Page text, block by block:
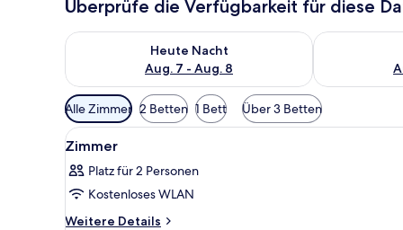
Überprüfe die Verfügbarkeit für diese
Heute Nacht
Aug. 7 - Aug. 8
Überprüfe die Verfügbarkeit für heute Nacht, Aug. 7
Überprüfe
Verfügbare
Filter
für
Alle Zimmer 2 Betten 1 Bett Über 3 Betten
Alle
Fotos
für
Zimmer
anzeigen
Ein Hotelzimmer mit Bett,
9
Zimmer
Platz für 2 Personen
Kostenloses WLAN
Weitere Details
Weitere